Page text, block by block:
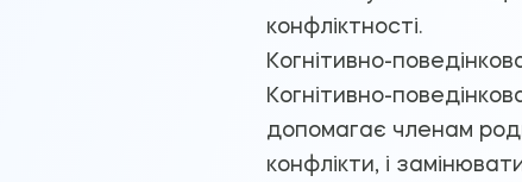
конфліктності.
Когнітивно-
Когнітивно-
допомагає членам
конфлікти, і